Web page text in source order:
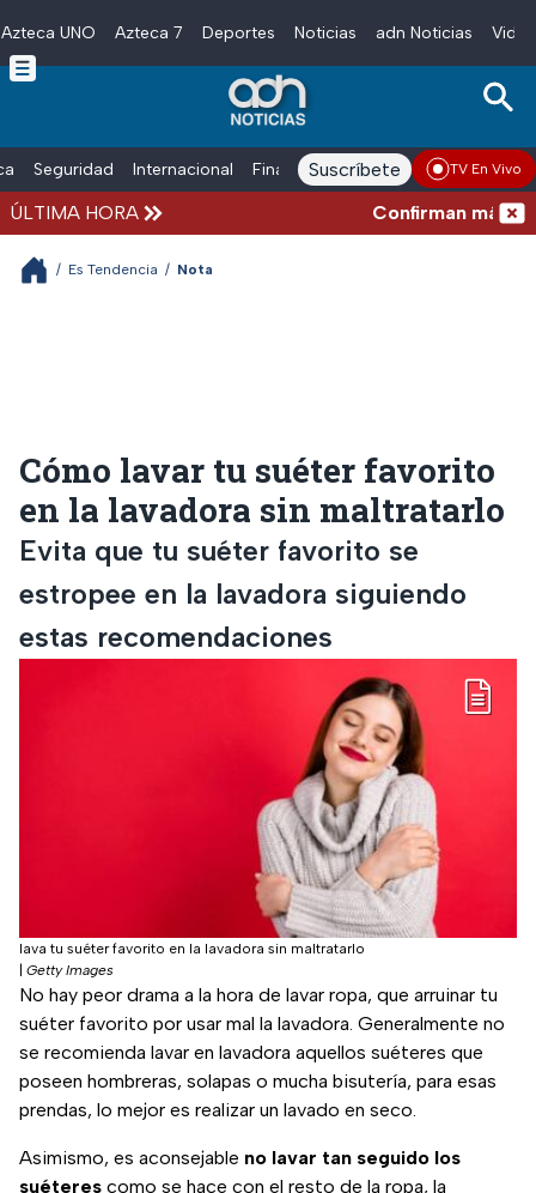
Skip to main content
Azteca UNO Azteca 7 Deportes Noticias adn Noticias
Seguridad Internacional Finanzas adn Noticias Radio
Suscríbete TV En Vivo
ÚLTIMA HORA Confirman más de
/ Es Tendencia / Nota
Cómo lavar tu suéter favorito
en la lavadora sin maltratarlo
Evita que tu suéter favorito se
estropee en la lavadora siguiendo
estas recomendaciones
lava tu suéter favorito en la lavadora sin maltratarlo
Getty Images
No hay peor drama a la hora de lavar ropa, que arruinar tu
suéter favorito por usar mal la lavadora. Generalmente no
se recomienda lavar en lavadora aquellos suéteres que
poseen hombreras, solapas o mucha bisutería, para esas
prendas, lo mejor es realizar un lavado en seco.
Asimismo, es aconsejable no lavar tan seguido los
suéteres como se hace con el resto de la ropa, la